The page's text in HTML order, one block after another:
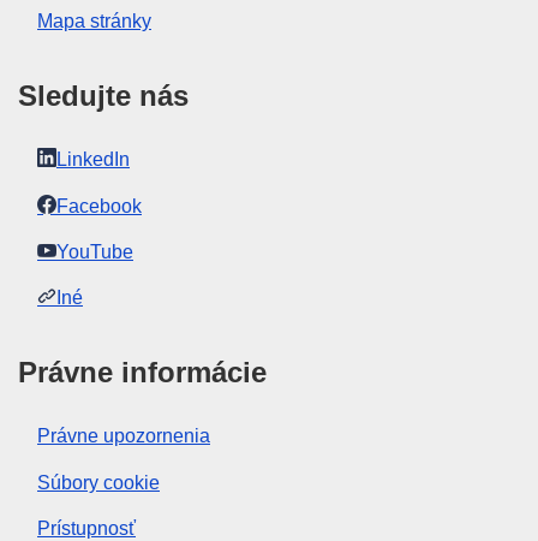
Mapa stránky
Sledujte nás
LinkedIn
Facebook
YouTube
Iné
Právne informácie
Právne upozornenia
Súbory cookie
Prístupnosť